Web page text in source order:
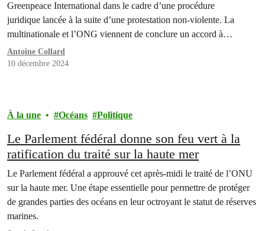
Greenpeace International dans le cadre d’une procédure
juridique lancée à la suite d’une protestation non-violente. La
multinationale et l’ONG viennent de conclure un accord à
l’amiable, qui met donc fin à l’affaire.
Antoine Collard
10 décembre 2024
À la une Océans Politique
Le Parlement fédéral donne son feu vert à la
ratification du traité sur la haute mer
Le Parlement fédéral a approuvé cet après-midi le traité de l’ONU
sur la haute mer. Une étape essentielle pour permettre de protéger
de grandes parties des océans en leur octroyant le statut de réserves
marines.